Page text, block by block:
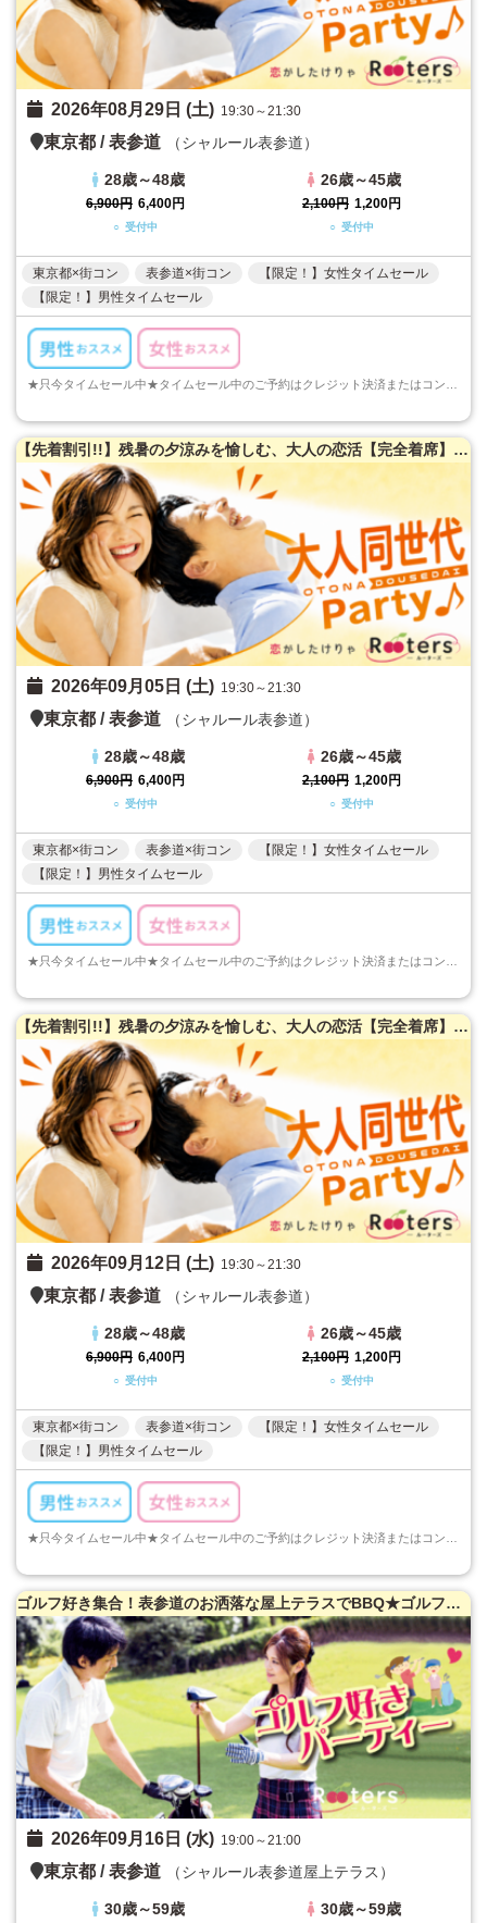
2026年08月29日 (土) 19:30～21:30
東京都 /表参道 （シャルール表参道）
28歳～48歳
6,900円 6,400円
○ 受付中
26歳～45歳
2,100円 1,200円
○ 受付中
東京都×街コン 表参道×街コン
【限定！】女性タイムセール
【限定！】男性タイムセール
【先着割引!!】残暑の夕涼みを愉しむ、大人の恋活【完全着席】50名限定★大人同世代恋活パーティー♪
2026年09月05日 (土) 19:30～21:30
東京都 /表参道 （シャルール表参道）
28歳～48歳
6,900円 6,400円
○ 受付中
26歳～45歳
2,100円 1,200円
○ 受付中
東京都×街コン 表参道×街コン
【限定！】女性タイムセール
【限定！】男性タイムセール
【先着割引!!】残暑の夕涼みを愉しむ、大人の恋活【完全着席】50名限定★大人同世代恋活パーティー♪
2026年09月12日 (土) 19:30～21:30
東京都 /表参道 （シャルール表参道）
28歳～48歳
6,900円 6,400円
○ 受付中
26歳～45歳
2,100円 1,200円
○ 受付中
東京都×街コン 表参道×街コン
【限定！】女性タイムセール
【限定！】男性タイムセール
ゴルフ好き集合！表参道のお洒落な屋上テラスでBBQ★ゴルフ好き限定パーティー♪
2026年09月16日 (水) 19:00～21:00
東京都 /表参道 （シャルール表参道屋上テラス）
30歳～59歳 30歳～59歳